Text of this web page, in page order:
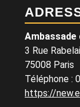
Ambassade
3 Rue
75008 Paris
Téléphone :
https://